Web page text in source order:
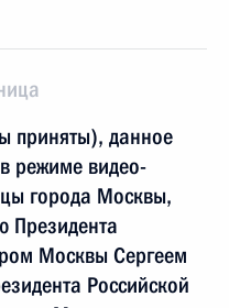
приняты), данное
режиме видео-
города Москвы,
Президента
Москвы Сергеем
Российской